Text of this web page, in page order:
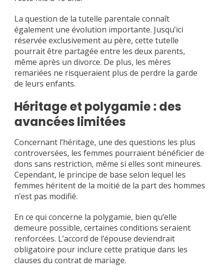
La question de la tutelle parentale connaît
également une évolution importante. Jusqu’ici
réservée exclusivement au père, cette tutelle
pourrait être partagée entre les deux parents,
même après un divorce. De plus, les mères
remariées ne risqueraient plus de perdre la garde
de leurs enfants.
Héritage et polygamie : des
avancées limitées
Concernant l’héritage, une des questions les plus
controversées, les femmes pourraient bénéficier de
dons sans restriction, même si elles sont mineures.
Cependant, le principe de base selon lequel les
femmes héritent de la moitié de la part des hommes
n’est pas modifié.
En ce qui concerne la polygamie, bien qu’elle
demeure possible, certaines conditions seraient
renforcées. L’accord de l’épouse deviendrait
obligatoire pour inclure cette pratique dans les
clauses du contrat de mariage.